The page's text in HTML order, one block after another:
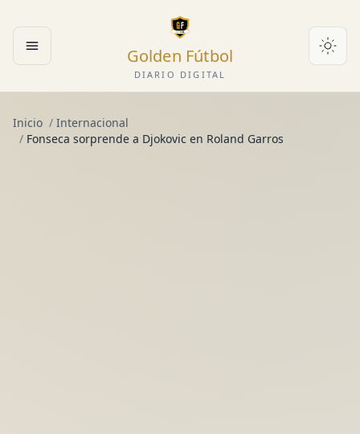
Abrir menú Golden Fútbol
DIARIO DIGITAL
Inicio / Internacional
/ Fonseca sorprende a Djokovic en Roland Garros